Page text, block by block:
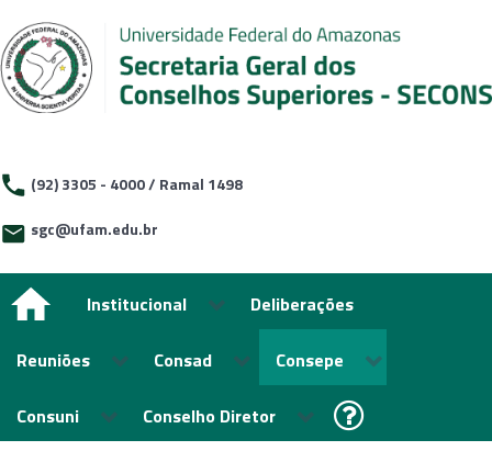
(92) 3305 - 4000 / Ramal 1498
sgc@ufam.edu.br
Institucional Deliberações
Reuniões Consad Consepe
Consuni Conselho Diretor